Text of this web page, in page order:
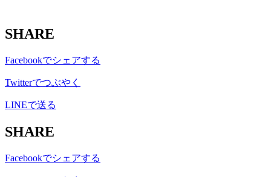
SHARE
Facebookでシェアする
Twitterでつぶやく
LINEで送る
SHARE
Facebookでシェアする